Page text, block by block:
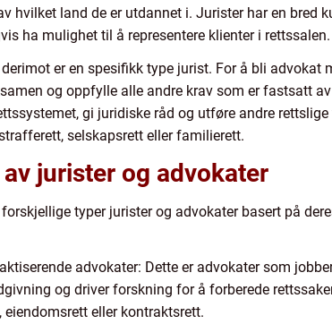
hvilket land de er utdannet i. Jurister har en bred
ha mulighet til å representere klienter i rettssalen.
er en spesifikk type jurist. For å bli
og oppfylle alle andre krav som er fastsatt
gi juridiske råd og utføre andre
selskapsrett eller familierett.
jurister og advokater
typer jurister og advokater basert på
advokater: Dette er advokater som
og driver forskning for å forberede
eller kontraktsrett.